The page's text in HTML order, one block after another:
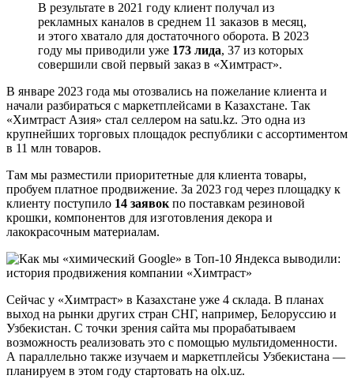
В результате в 2021 году клиент получал из
рекламных каналов в среднем 11 заказов в месяц,
и этого хватало для достаточного оборота. В 2023
году мы приводили уже 173 лида, 37 из которых
совершили свой первый заказ в «Химтраст».
В январе 2023 года мы отозвались на пожелание клиента и
начали разбираться с маркетплейсами в Казахстане. Так
«Химтраст Азия» стал селлером на satu.kz. Это одна из
крупнейших торговых площадок республики с ассортиментом
в 11 млн товаров.
Там мы разместили приоритетные для клиента товары,
пробуем платное продвижение. За 2023 год через площадку к
клиенту поступило 14 заявок по поставкам резиновой
крошки, компонентов для изготовления декора и
лакокрасочным материалам.
Сейчас у «Химтраст» в Казахстане уже 4 склада. В планах
выход на рынки других стран СНГ, например, Белоруссию и
Узбекистан. С точки зрения сайта мы прорабатываем
возможность реализовать это с помощью мультидоменности.
А параллельно также изучаем и маркетплейсы Узбекистана —
планируем в этом году стартовать на olx.uz.